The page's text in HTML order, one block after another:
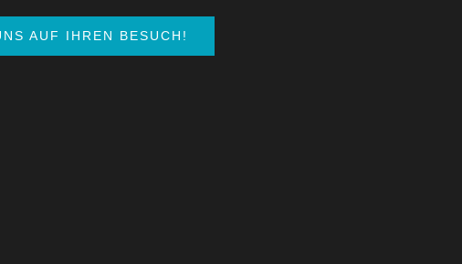
AUF IHREN BESUCH!